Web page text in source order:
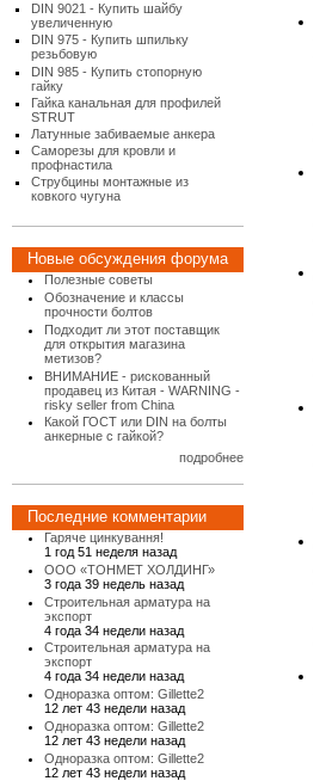
DIN 9021 - Купить шайбу
увеличенную
DIN 975 - Купить шпильку
резьбовую
DIN 985 - Купить стопорную
гайку
Гайка канальная для профилей
STRUT
Латунные забиваемые анкера
Саморезы для кровли и
профнастила
Струбцины монтажные из
ковкого чугуна
Новые обсуждения форума
Полезные советы
Обозначение и классы
прочности болтов
Подходит ли этот поставщик
для открытия магазина
метизов?
ВНИМАНИЕ - рискованный
продавец из Китая - WARNING -
risky seller from China
Какой ГОСТ или DIN на болты
анкерные с гайкой?
подробнее
Последние комментарии
Гаряче цинкування!
1 год 51 неделя назад
ООО «ТОНМЕТ ХОЛДИНГ»
3 года 39 недель назад
Строительная арматура на
экспорт
4 года 34 недели назад
Строительная арматура на
экспорт
4 года 34 недели назад
Одноразка оптом: Gillette2
12 лет 43 недели назад
Одноразка оптом: Gillette2
12 лет 43 недели назад
Одноразка оптом: Gillette2
12 лет 43 недели назад